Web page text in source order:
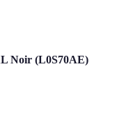
Noir (L0S70AE)